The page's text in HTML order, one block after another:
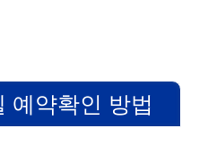
예약확인 방법